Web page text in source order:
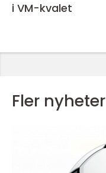
i VM-kvalet
Fler nyheter